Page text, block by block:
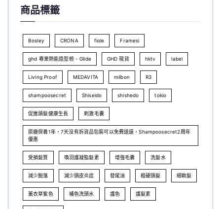
商品標籤
Bosley CRONA fiole Framesi
ghd 專業熱能造型梳 - Glide GHD 現貨 hktv label
Living Proof MEDAVITA milbon R3
shampoosecret Shiseido shishedo tokio
促進頭髮健康生長 刺激毛囊
原廠保養1年，7天沒有拆貨品包裝可以免費退還，Shampoosecret2周年
優惠
受損髮質 喚羽護凝脂髮素 增強毛囊 洗髮水
減少脫落 減少頭皮炎症 發尾油 粗硬頭髮 細軟髮
薰衣草紫色 補色洗頭水 護色 護髮素